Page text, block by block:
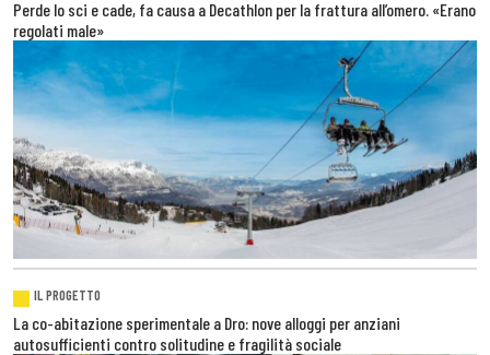
Perde lo sci e cade, fa causa a Decathlon per la frattura all’omero. «Erano
regolati male»
IL PROGETTO
La co-abitazione sperimentale a Dro: nove alloggi per anziani
autosufficienti contro solitudine e fragilità sociale